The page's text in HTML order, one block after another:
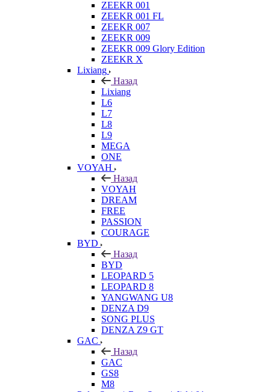
ZEEKR 001
ZEEKR 001 FL
ZEEKR 007
ZEEKR 009
ZEEKR 009 Glory Edition
ZEEKR X
Lixiang
Назад
Lixiang
L6
L7
L8
L9
MEGA
ONE
VOYAH
Назад
VOYAH
DREAM
FREE
PASSION
COURAGE
BYD
Назад
BYD
LEOPARD 5
LEOPARD 8
YANGWANG U8
DENZA D9
SONG PLUS
DENZA Z9 GT
GAC
Назад
GAC
GS8
M8